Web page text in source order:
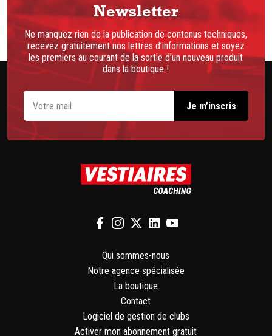
Newsletter
Ne manquez rien de la publication de contenus techniques,
recevez gratuitement nos lettres d’informations et soyez
les premiers au courant de la sortie d’un nouveau produit
dans la boutique !
Qui sommes-nous
Notre agence spécialisée
La boutique
Contact
Logiciel de gestion de clubs
Activer mon abonnement gratuit